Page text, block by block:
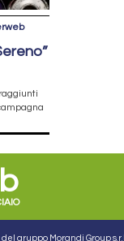
gruppo Morandi Group s.r.l.